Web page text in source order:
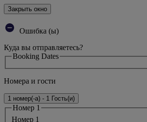
Закрыть окно
Ошибка (ы)
Куда вы отправляетесь?
Booking Dates
Номера и гости
1 номер(-а) - 1 Гость(и)
Номер 1
Номер 1